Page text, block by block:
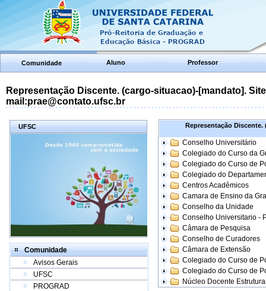
Comunidade Aluno Professor
Representação Discente. (cargo-situacao)-[mandato].
mail:prae@contato.ufsc.br
UFSC
Comunidade
Avisos Gerais
UFSC
PROGRAD
Representação Discente.
Conselho Universitário
Colegiado do Curso da
Colegiado do Curso de
Colegiado do
Centros Acadêmicos
Camara de Ensino da
Conselho da Unidade
Conselho Universitario -
Câmara de Pesquisa
Conselho de Curadores
Câmara de Extensão
Colegiado do Curso de
Colegiado do Curso de
Núcleo Docente